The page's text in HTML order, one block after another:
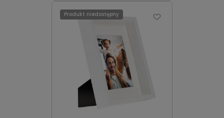
Produkt niedostępny